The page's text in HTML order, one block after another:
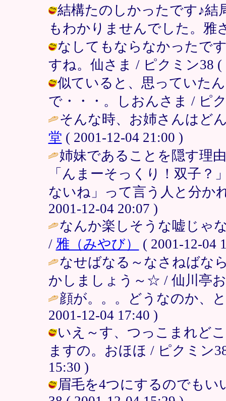
結構たのしかったです♪結
もわかりませんでした。雅
なしてもならなかったで
すね。仙さま / ピクミン38 (
似ていると、思っていた
で・・・。しおんさま / ピ
そんな時、お姉さんはど
堂 ( 2001-12-04 21:00 )
姉妹であることを隠す理
「んまーそっくり！双子？
ないね」って言う人と分か
2001-12-04 20:07 )
なんか楽しそうな嘘じゃ
/ 雅（みやび）
( 2001-12-04
なせばなる～なさねばな
かしましょう～☆ / 仙川亭お
顔が。。。どうなのか、
2001-12-04 17:40 )
いえ～す、つっこまれど
ますの。おほほ / ピクミン
15:30 )
眉毛を4つにするのでもい